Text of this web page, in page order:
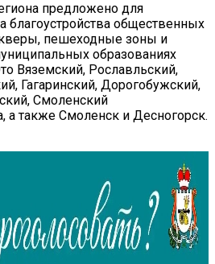
предложено для
благоустройства общественных
пешеходные зоны и
образованиях
Вяземский, Рославльский,
Гагаринский, Дорогобужский,
Смоленский
а также Смоленск и Десногорск.